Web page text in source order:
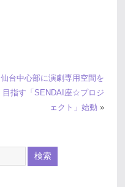
仙台中心部に演劇専用空間を
目指す「SENDAI座☆プロジ
ェクト」始動 »